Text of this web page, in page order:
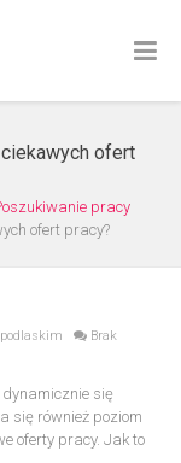
ofert
pracy
ofert pracy?
Brak
się
się również poziom
oferty pracy. Jak to